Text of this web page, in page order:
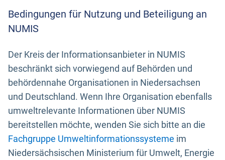
Bedingungen für Nutzung und Beteiligung an
NUMIS
Der Kreis der Informationsanbieter in NUMIS
beschränkt sich vorwiegend auf Behörden und
behördennahe Organisationen in Niedersachsen
und Deutschland. Wenn Ihre Organisation ebenfalls
umweltrelevante Informationen über NUMIS
bereitstellen möchte, wenden Sie sich bitte an die
Fachgruppe Umweltinformationssysteme im
Niedersächsischen Ministerium für Umwelt, Energie